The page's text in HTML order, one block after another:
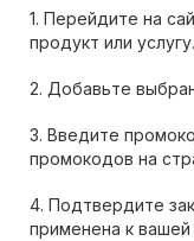
1. Перейдите на
продукт или услугу.
2. Добавьте
3. Введите
промокодов на
4. Подтвердите
применена к вашей